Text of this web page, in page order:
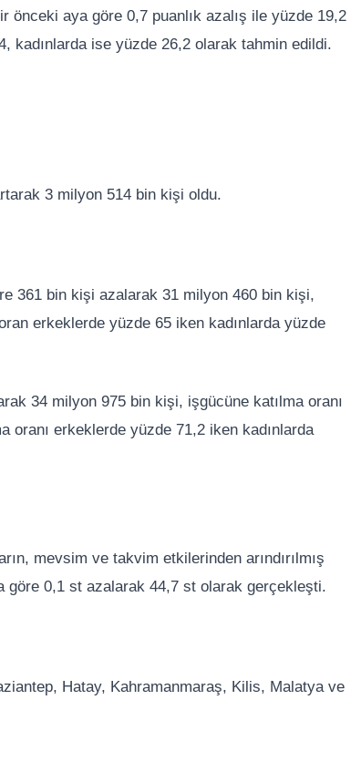
aya göre 0,7 puanlık azalış ile yüzde 19,2
kadınlarda ise yüzde 26,2 olarak tahmin edildi.
3 milyon 514 bin kişi oldu.
361 bin kişi azalarak 31 milyon 460 bin kişi,
erkeklerde yüzde 65 iken kadınlarda yüzde
34 milyon 975 bin kişi, işgücüne katılma oranı
oranı erkeklerde yüzde 71,2 iken kadınlarda
mevsim ve takvim etkilerinden arındırılmış
göre 0,1 st azalarak 44,7 st olarak gerçekleşti.
Hatay, Kahramanmaraş, Kilis, Malatya ve